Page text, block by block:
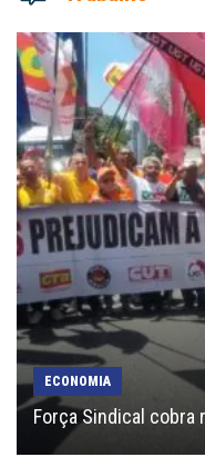
ECONOMIA
Força Sindical cobra